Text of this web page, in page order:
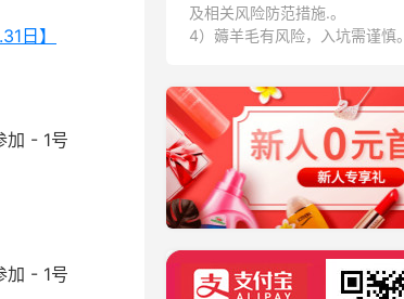
日】
及相关风险防范措施.。
4）薅羊毛有风险，入坑需谨慎。